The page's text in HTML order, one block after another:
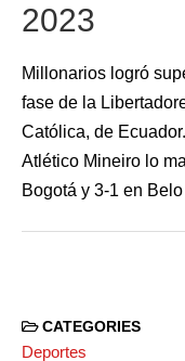
2023
Millonarios logró
fase de la
Católica, de
Atlético Mineiro lo
Bogotá y 3-1 en
CATEGORIES
Deportes